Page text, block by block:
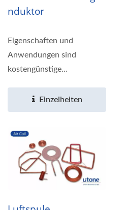
Nduktor
Eigenschaften und
Anwendungen sind
kostengünstige
niedriger DC-Widerstand...
Einzelheiten